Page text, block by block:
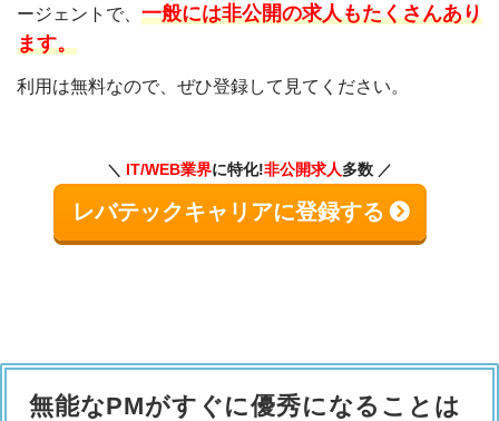
ージェントで、 一般には非公開の求人もたくさんあり
ます。
利用は無料なので、ぜひ登録して見てください。
IT/WEB業界に特化!非公開求人多数
レバテックキャリアに登録する
無能なPMがすぐに優秀になることは